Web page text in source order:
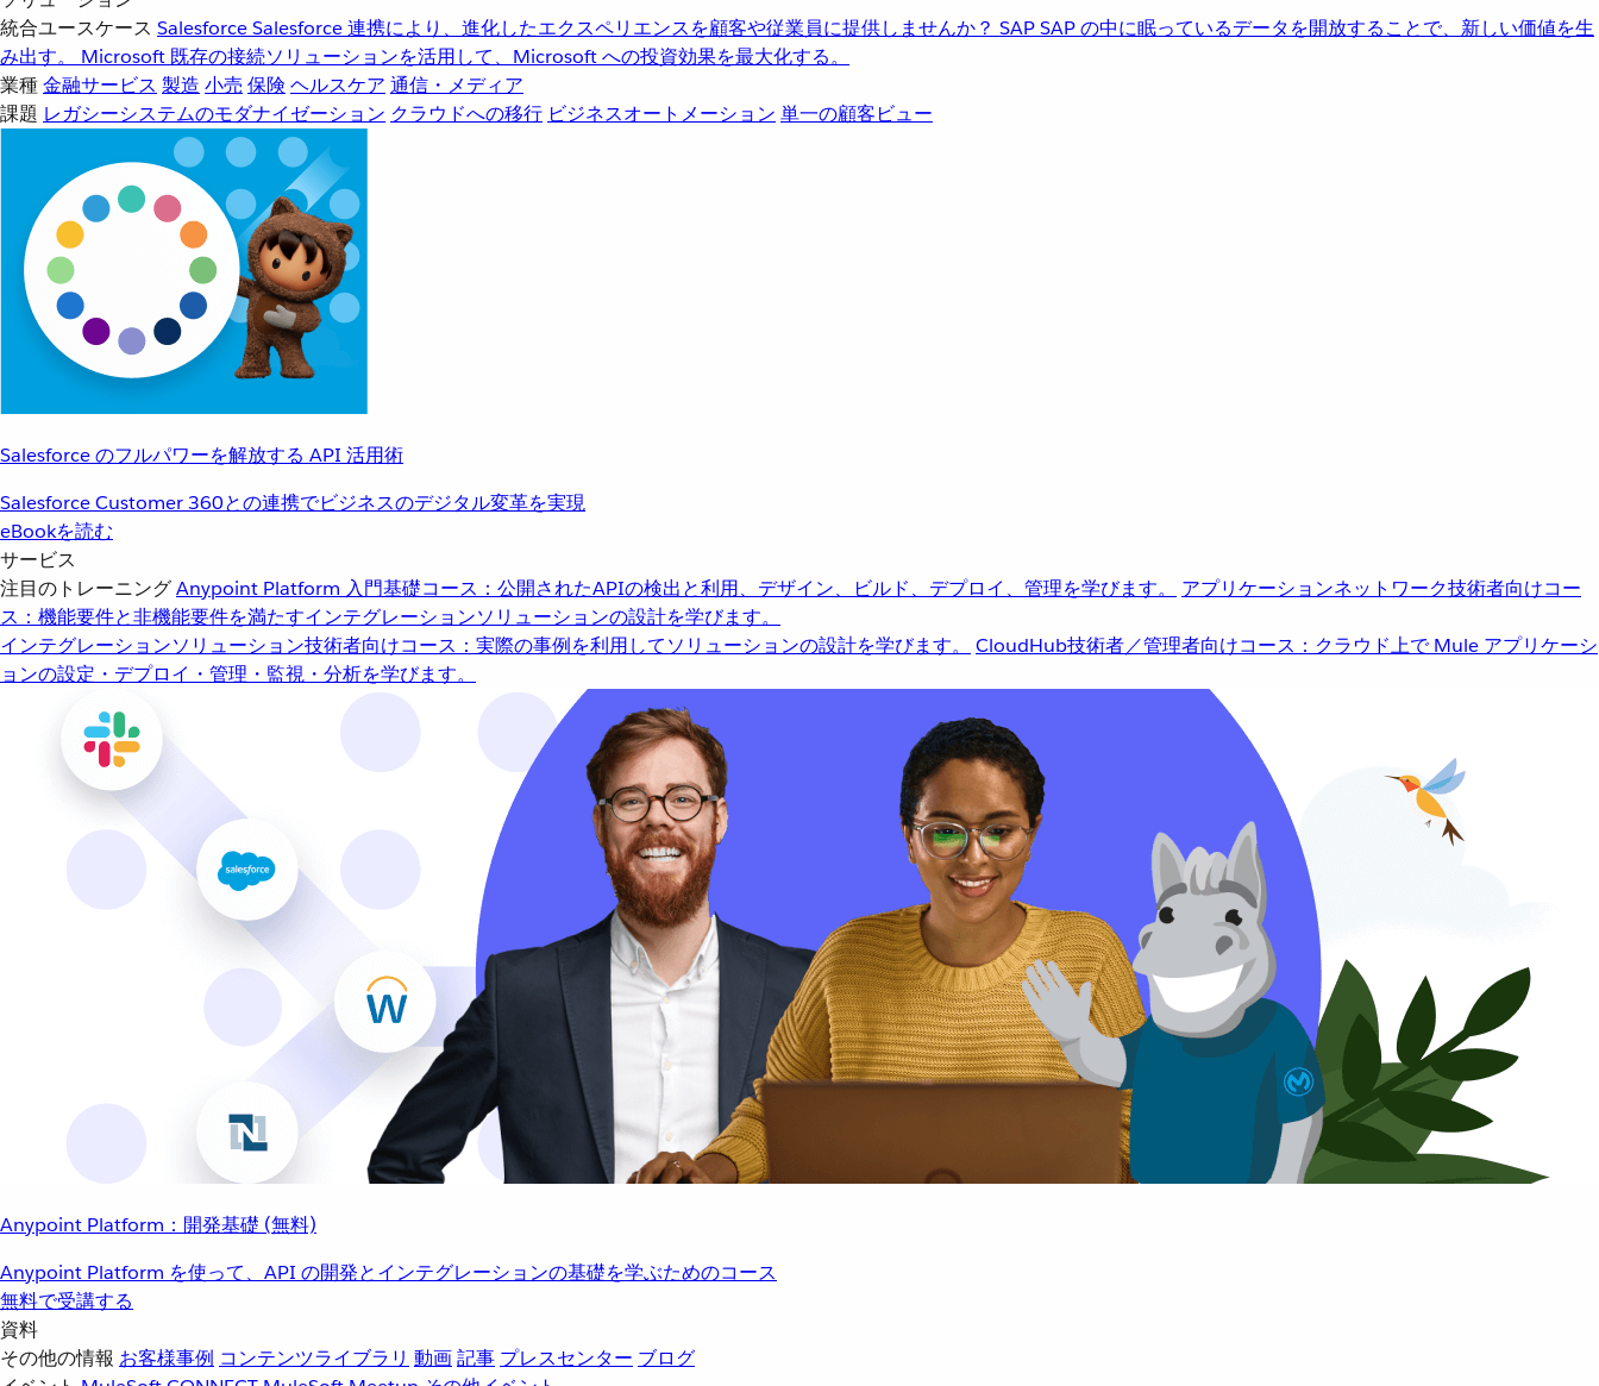
統合ユースケース SalesforceSalesforce 連携により、進化したエクスペリエンスを顧客や従業員に提供しませんか？ SAPSAP の中に眠っているデータを開放することで、新しい価値を生
み出す。
Microsoft 既存の接続ソリューションを活用して、Microsoft への投資効果を最大化する。
業種金融サービス 製造 小売 保険 ヘルスケア 通信・メディア
課題 レガシーシステムのモダナイゼーション クラウドへの移行 ビジネスオートメーション 単一の顧客ビュー
Salesforce のフルパワーを解放する API 活用術
Salesforce Customer 360との連携でビジネスのデジタル変革を実現
eBookを読む
サービス
注目のトレーニングAnypoint Platform 入門基礎コース：公開されたAPIの検出と利用、デザイン、ビルド、デプロイ、管理を学びます。 アプリケーションネットワーク技術者向けコー
ス：機能要件と非機能要件を満たすインテグレーションソリューションの設計を学びます。
インテグレーションソリューション技術者向けコース：実際の事例を利用してソリューションの設計を学びます。 CloudHub技術者／管理者向けコース：クラウド上で Mule アプリケーシ
ョンの設定・デプロイ・管理・監視・分析を学びます。
Anypoint Platform：開発基礎 (無料)
Anypoint Platform を使って、API の開発とインテグレーションの基礎を学ぶためのコース
無料で受講する
資料
その他の情報 お客様事例 コンテンツライブラリ 動画記事 プレスセンター ブログ